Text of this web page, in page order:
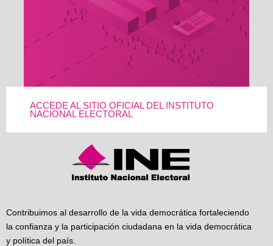
ACCEDE AL SITIO OFICIAL DEL INSTITUTO
NACIONAL ELECTORAL
Contribuimos al desarrollo de la vida democrática fortaleciendo
la confianza y la participación ciudadana en la vida democrática
y política del país.